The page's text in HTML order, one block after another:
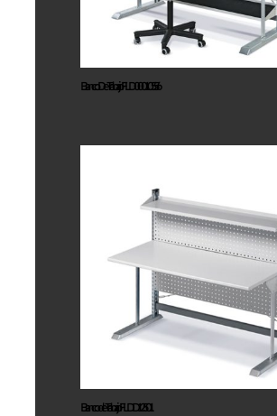
Banco De Trabajo FLD00010556
Banco de
Trabajo
FLDD12501
Banco de Trabajo FLDD12501